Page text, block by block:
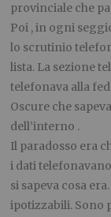
provinciale che
Poi , in ogni
lo scrutinio
lista. La sezione
telefonava alla
Oscure che
dell’interno .
Il paradosso era
i dati
si sapeva cosa
ipotizzabili. Sono